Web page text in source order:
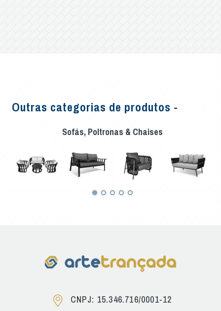
Outras categorias de produtos -
Sofás, Poltronas & Chaises
CNPJ: 15.346.716/0001-12